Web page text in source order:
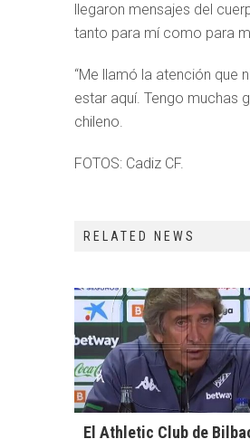
llegaron mensajes del
tanto para mí como para
“Me llamó la atención que
estar aquí. Tengo muchas
chileno.
FOTOS: Cadiz CF.
RELATED NEWS
El Athletic Club de